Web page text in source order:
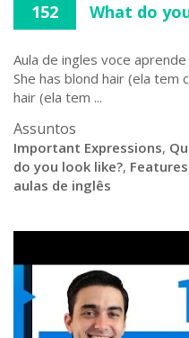
152 What do
Aula de ingles voce
She has blond hair (ela tem
hair (ela tem ...
Assuntos
Important Expressions,
do you look like?, Features
aulas de inglês